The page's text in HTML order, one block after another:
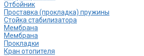
Отбойник
Проставка (прокладка) пружины
Стойка стабилизатора
Мембрана
Мембрана
Прокладки
Кран отопителя